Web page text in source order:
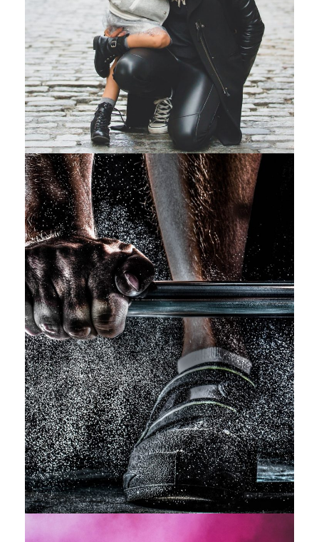
Family / Law
Free Training For Senior
Sport